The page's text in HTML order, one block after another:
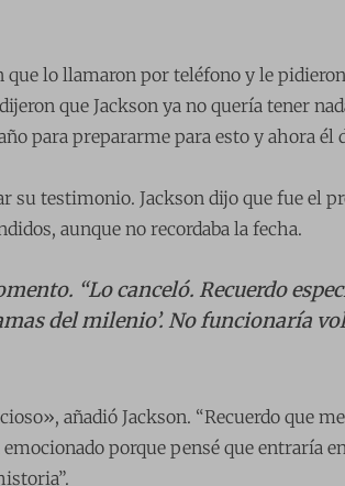
lo llamaron por teléfono y le
que Jackson ya no quería tener
para prepararme para esto y ahora él
su testimonio. Jackson dijo que fue el
aunque no recordaba la fecha.
“Lo canceló. Recuerdo
del milenio’. No funcionaría
añadió Jackson. “Recuerdo que
porque pensé que entraría